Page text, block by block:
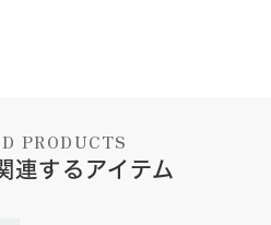
PRODUCTS
連するアイテム